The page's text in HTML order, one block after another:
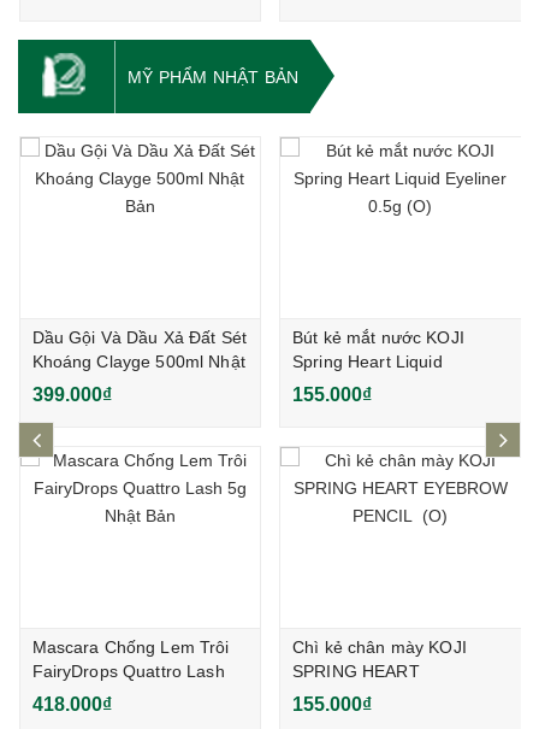
MỸ PHẨM NHẬT BẢN
Dầu Gội Và Dầu Xả Đất Sét
Khoáng Clayge 500ml Nhật
Bản
399.000₫
Mascara Chống Lem Trôi
FairyDrops Quattro Lash
5g Nhật Bản
418.000₫
Bút kẻ mắt nước KOJI
Spring Heart Liquid
Eyeliner 0.5g (O)
155.000₫
Chì kẻ chân mày KOJI
SPRING HEART
EYEBROW PENCIL (O)
155.000₫